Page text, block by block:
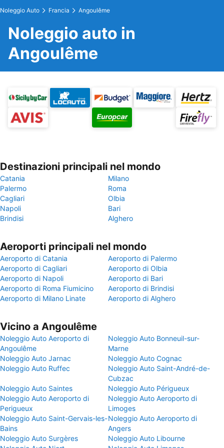
Noleggio Auto Francia Angoulême
Noleggio auto in
Angoulême
Destinazioni principali nel mondo
Catania
Milano
Palermo
Roma
Cagliari
Olbia
Napoli
Bari
Brindisi
Alghero
Aeroporti principali nel mondo
Aeroporto di Catania
Aeroporto di Palermo
Aeroporto di Cagliari
Aeroporto di Olbia
Aeroporto di Napoli
Aeroporto di Bari
Aeroporto di Roma Fiumicino
Aeroporto di Brindisi
Aeroporto di Milano Linate
Aeroporto di Alghero
Vicino a Angoulême
Noleggio Auto Aeroporto di
Angoulême
Noleggio Auto Bonneuil-sur-
Marne
Noleggio Auto Jarnac
Noleggio Auto Cognac
Noleggio Auto Ruffec
Noleggio Auto Saint-André-de-
Cubzac
Noleggio Auto Saintes
Noleggio Auto Périgueux
Noleggio Auto Aeroporto di
Perigueux
Noleggio Auto Aeroporto di
Limoges
Noleggio Auto Saint-Gervais-les-
Bains
Noleggio Auto Aeroporto di
Angers
Noleggio Auto Surgères
Noleggio Auto Libourne